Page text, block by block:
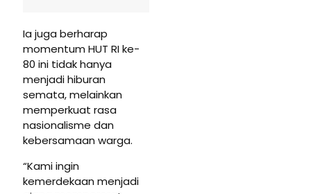
Ia juga berharap
momentum HUT RI ke-
80 ini tidak hanya
menjadi hiburan
semata, melainkan
memperkuat rasa
nasionalisme dan
kebersamaan warga.
“Kami ingin
kemerdekaan menjadi